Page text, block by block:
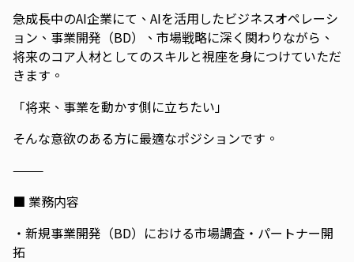
急成長中のAI企業にて、AIを活用したビジネスオペレーシ
ョン、事業開発（BD）、市場戦略に深く関わりながら、
将来のコア人材としてのスキルと視座を身につけていただ
きます。
「将来、事業を動かす側に立ちたい」
そんな意欲のある方に最適なポジションです。
⸻
■ 業務内容
・新規事業開発（BD）における市場調査・パートナー開
拓